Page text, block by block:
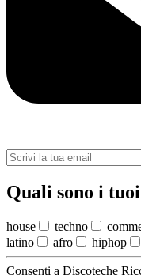
Quali sono i
house techno
latino
afro hiphop
Consenti a Discoteche